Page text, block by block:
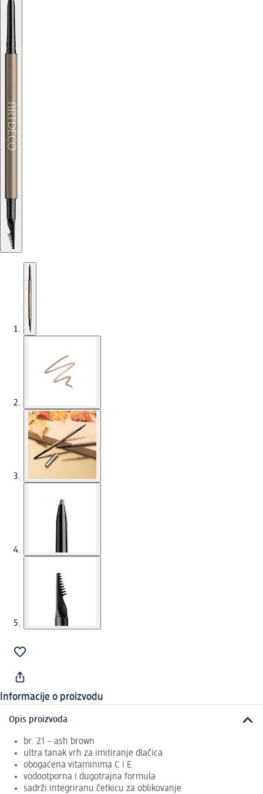
Informacije o proizvodu
Opis proizvoda
br. 21 – ash brown
ultra tanak vrh za imitiranje dlačica
obogaćena vitaminima C i E
vodootporna i dugotrajna formula
sadrži integriranu četkicu za oblikovanje